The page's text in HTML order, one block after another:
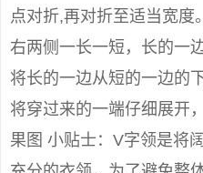
点对折,再对折至适当宽度
右两侧一长一短，长的一
将长的一边从短的一边的
将穿过来的一端仔细展开
果图 小贴士：V字领是将